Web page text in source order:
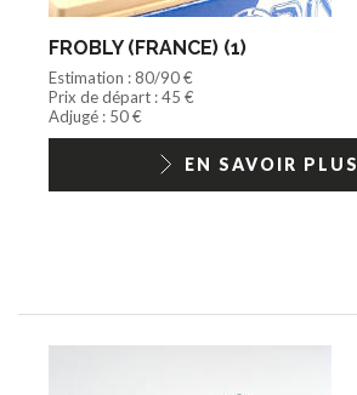
FROBLY (FRANCE) (1)
Estimation : 80/90 €
Prix de départ : 45 €
Adjugé : 50 €
EN SAVOIR PLUS